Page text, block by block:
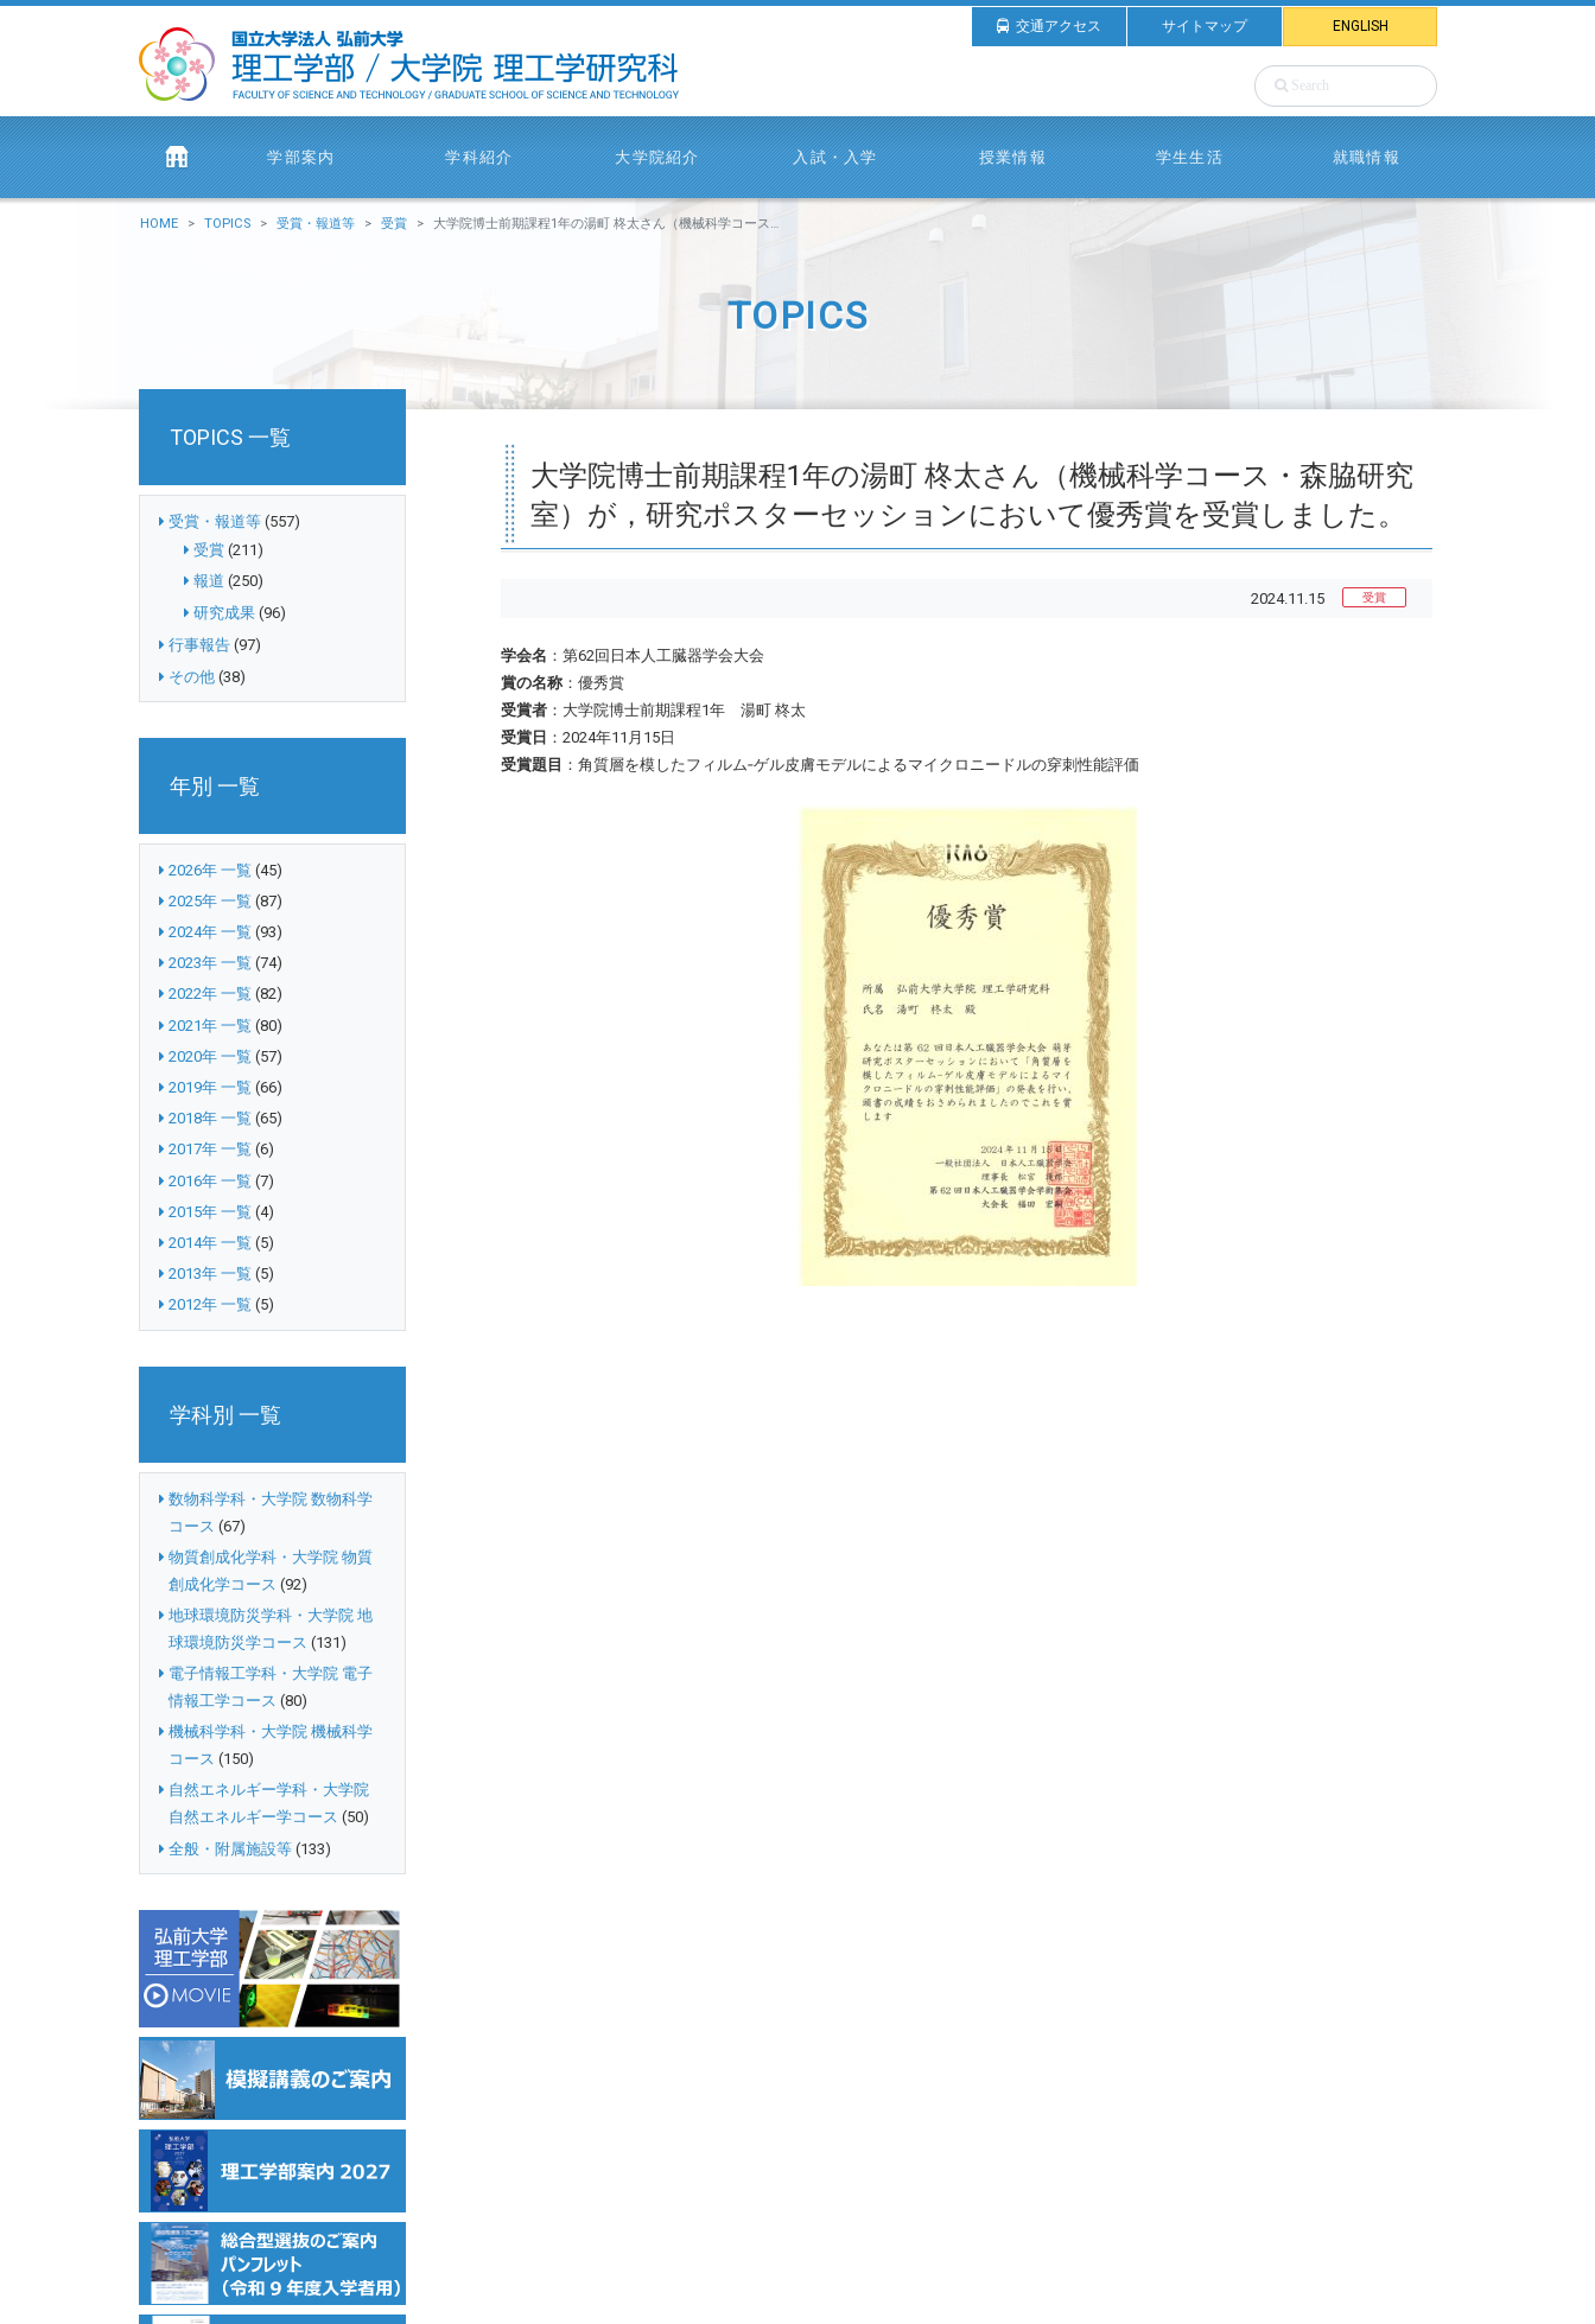
交通アクセス サイトマップ ENGLISH
学部案内 学科紹介 大学院紹介 入試・入学 授業情報 学生生活 就職情報
HOME TOPICS 受賞・報道等 受賞 大学院博士前期課程1年の湯町 柊太さん（機械科学コース・森脇研究室）が，研究ポスターセッションにおいて優秀賞を受賞しました。
TOPICS
TOPICS 一覧
受賞・報道等 (557)
受賞 (211)
報道 (250)
研究成果 (96)
行事報告 (97)
その他 (38)
年別 一覧
2026年 一覧 (45)
2025年 一覧 (87)
2024年 一覧 (93)
2023年 一覧 (74)
2022年 一覧 (82)
2021年 一覧 (80)
2020年 一覧 (57)
2019年 一覧 (66)
2018年 一覧 (65)
2017年 一覧 (6)
2016年 一覧 (7)
2015年 一覧 (4)
2014年 一覧 (5)
2013年 一覧 (5)
2012年 一覧 (5)
学科別 一覧
数物科学科・大学院 数物科学
コース (67)
物質創成化学科・大学院 物質
創成化学コース (92)
地球環境防災学科・大学院 地
球環境防災学コース (131)
電子情報工学科・大学院 電子
情報工学コース (80)
機械科学科・大学院 機械科学
コース (150)
自然エネルギー学科・大学院
自然エネルギー学コース (50)
全般・附属施設等 (133)
大学院博士前期課程1年の湯町 柊太さん（機械科学コース・森脇研究
室）が，研究ポスターセッションにおいて優秀賞を受賞しました。
2024.11.15 受賞
学会名 ：第62回日本人工臓器学会大会
賞の名称 ：優秀賞
受賞者 ：大学院博士前期課程1年 湯町 柊太
受賞日 ：2024年11月15日
受賞題目 ：角質層を模したフィルム‐ゲル皮膚モデルによるマイクロニードルの穿刺性能評価